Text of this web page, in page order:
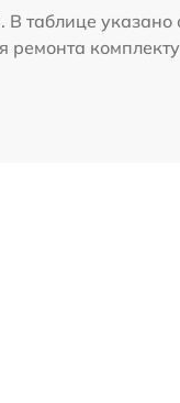
В таблице
ремонта